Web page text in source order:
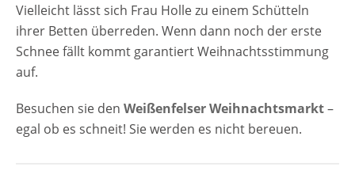
Vielleicht lässt sich Frau Holle zu einem Schütteln
ihrer Betten überreden. Wenn dann noch der erste
Schnee fällt kommt garantiert Weihnachtsstimmung
auf.
Besuchen sie den Weißenfelser Weihnachtsmarkt–
egal ob es schneit! Sie werden es nicht bereuen.